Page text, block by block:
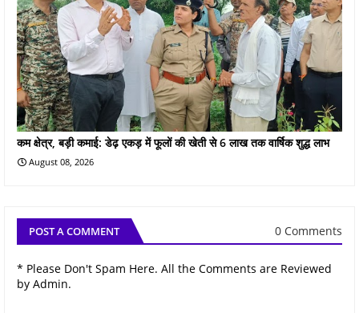
कम क्षेत्र, बड़ी कमाई: डेढ़ एकड़ में फूलों की खेती से 6 लाख तक वार्षिक शुद्ध लाभ
August 08, 2026
POST A COMMENT 0 Comments
* Please Don't Spam Here. All the Comments are Reviewed
by Admin.